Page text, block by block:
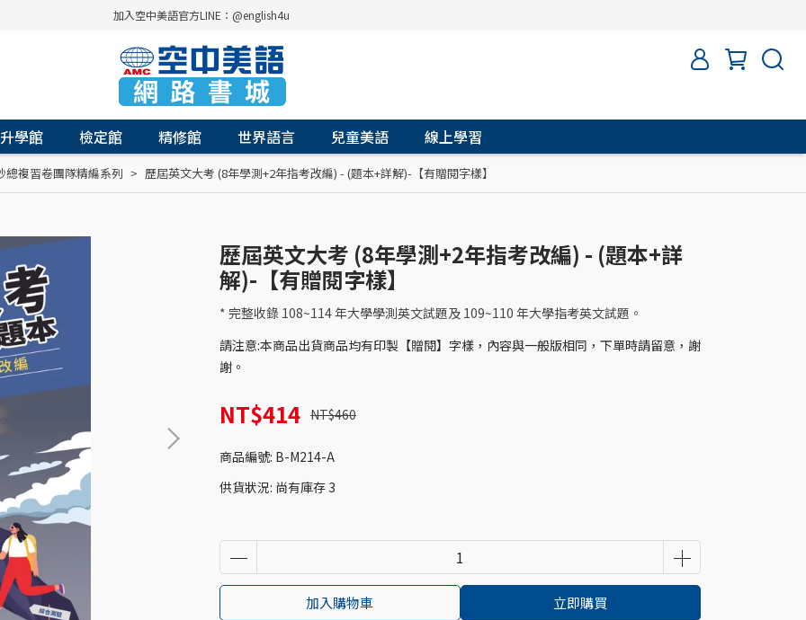
加入空中美語官方LINE：@english4u
升學館 檢定館 精修館 世界語言 兒童美語 線上學習
總複習卷團隊精編系列 歷屆英文大考 (8年學測+2年指考改編) - (題本+詳解)-【有贈閱字樣】
歷屆英文大考 (8年學測+2年指考改編) - (題本+詳
解)-【有贈閱字樣】
* 完整收錄 108~114 年大學學測英文試題及 109~110 年大學指考英文試題。
請注意:本商品出貨商品均有印製【贈閱】字樣，內容與一般版相同，下單時請留意，謝
謝。
NT$414 NT$460
商品編號: B-M214-A
供貨狀況: 尚有庫存 3
加入購物車 立即購買